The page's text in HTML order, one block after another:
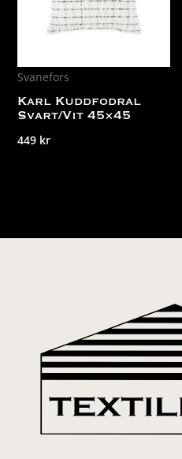
Svanefors
Karl Kuddfodral
Svart/Vit 45×45
449 kr